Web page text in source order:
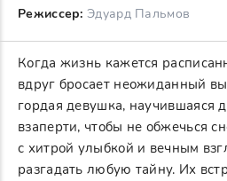
Режиссер: Эдуард Пальмов
Когда жизнь кажется
вдруг бросает неожиданный
гордая девушка, научившаяся
взаперти, чтобы не обжечься
с хитрой улыбкой и вечным
разгадать любую тайну. Их